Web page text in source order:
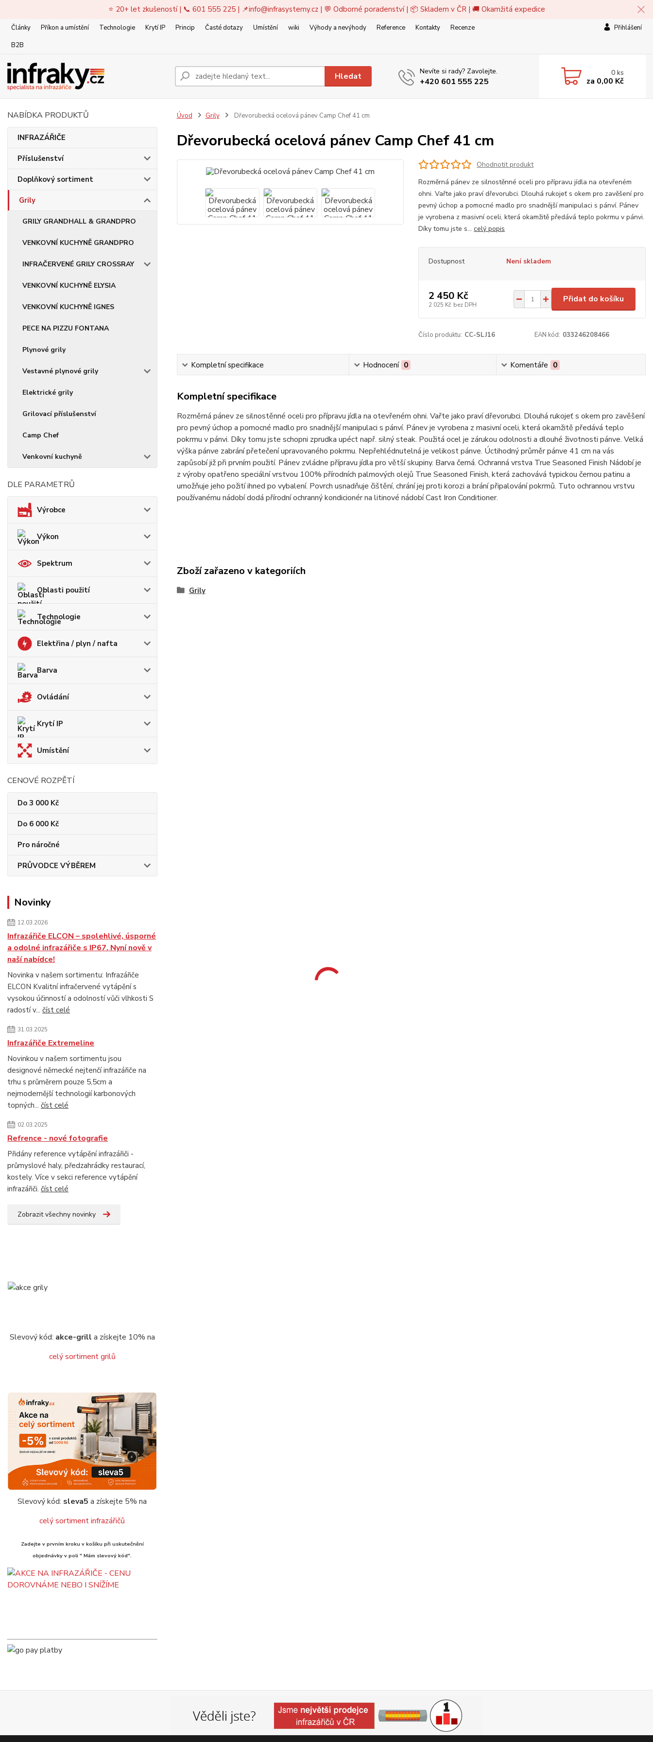
⭐ 20+ let zkušeností | 📞 601 555 225 | 📌info@infrasystemy.cz| 💬 Odborné poradenství | 📦 Skladem v ČR | 🚚 Okamžitá expedice
Články Příkon a umístění Technologie Krytí IP Princip Časté dotazy Umístění wiki Výhody a nevýhody Reference Kontakty
Recenze
B2B
Přihlášení
Hledat Nevíte si rady? Zavolejte.
+420 601 555 225
0 ks
za 0,00 Kč
NABÍDKA PRODUKTŮ
INFRAZÁŘIČE
Příslušenství
Doplňkový sortiment
Grily
GRILY GRANDHALL & GRANDPRO
VENKOVNÍ KUCHYNĚ GRANDPRO
INFRAČERVENÉ GRILY CROSSRAY
VENKOVNÍ KUCHYNĚ ELYSIA
VENKOVNÍ KUCHYNĚ IGNES
PECE NA PIZZU FONTANA
Plynové grily
Vestavné plynové grily
Elektrické grily
Grilovací příslušenství
Camp Chef
Venkovní kuchyně
DLE PARAMETRŮ
Výrobce
Výkon
Spektrum
Oblasti použití
Technologie
Elektřina / plyn / nafta
Barva
Ovládání
Krytí IP
Umístění
CENOVÉ ROZPĚTÍ
Do 3 000 Kč
Do 6 000 Kč
Pro náročné
PRŮVODCE VÝBĚREM
Novinky
12.03.2026
Infrazářiče ELCON – spolehlivé, úsporné
a odolné infrazářiče s IP67. Nyní nově v
naší nabídce!
Novinka v našem sortimentu: Infrazářiče
ELCON Kvalitní infračervené vytápění s
vysokou účinností a odolností vůči vlhkosti S
radostí v... číst celé
31.03.2025
Infrazářiče Extremeline
Novinkou v našem sortimentu jsou
designové německé nejtenčí infrazářiče na
trhu s průměrem pouze 5,5cm a
nejmodernější technologií karbonových
topných... číst celé
02.03.2025
Refrence - nové fotografie
Přidány reference vytápění infrazářiči -
průmyslové haly, předzahrádky restaurací,
kostely. Více v sekci reference vytápění
infrazářiči. číst celé
Zobrazit všechny novinky
Slevový kód: akce-grill a získejte 10% na
celý sortiment grilů
Slevový kód: sleva5 a získejte 5% na
celý sortiment infrazářičů
Zadejte v prvním kroku v košíku při uskutečnění
objednávky v poli " Mám slevový kód".
Úvod Grily Dřevorubecká ocelová pánev Camp Chef 41 cm
Dřevorubecká ocelová pánev Camp Chef 41 cm
Ohodnotit produkt
Rozměrná pánev ze silnostěnné oceli pro přípravu jídla na otevřeném
ohni. Vařte jako praví dřevorubci. Dlouhá rukojeť s okem pro zavěšení pro
pevný úchop a pomocné madlo pro snadnější manipulaci s pánví. Pánev
je vyrobena z masivní oceli, která okamžitě předává teplo pokrmu v pánvi.
Díky tomu jste s...celý popis
Dostupnost Není skladem
2 450 Kč
2 025 Kč bez DPH
Přidat do košíku
Číslo produktu: CC-SLJ16 EAN kód: 033246208466
Kompletní specifikace Hodnocení 0 Komentáře 0
Kompletní specifikace
Rozměrná pánev ze silnostěnné oceli pro přípravu jídla na otevřeném ohni. Vařte jako praví dřevorubci. Dlouhá rukojeť s okem pro zavěšení
pro pevný úchop a pomocné madlo pro snadnější manipulaci s pánví. Pánev je vyrobena z masivní oceli, která okamžitě předává teplo
pokrmu v pánvi. Díky tomu jste schopni zprudka upéct např. silný steak. Použitá ocel je zárukou odolnosti a dlouhé životnosti pánve. Velká
výška pánve zabrání přetečení upravovaného pokrmu. Nepřehlédnutelná je velikost pánve. Úctihodný průměr pánve 41 cm na vás
zapůsobí již při prvním použití. Pánev zvládne přípravu jídla pro větší skupiny. Barva černá. Ochranná vrstva True Seasoned Finish Nádobí je
z výroby opatřeno speciální vrstvou 100% přírodních palmových olejů True Seasoned Finish, která zachovává typickou černou patinu a
umožňuje jeho požití ihned po vybalení. Povrch usnadňuje čištění, chrání jej proti korozi a brání připalování pokrmů. Tuto ochrannou vrstvu
používanému nádobí dodá přírodní ochranný kondicionér na litinové nádobí Cast Iron Conditioner.
Zboží zařazeno v kategoriích
Grily